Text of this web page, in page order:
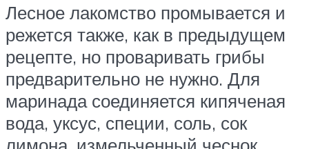
Лесное лакомство промывается и
режется также, как в предыдущем
рецепте, но проваривать грибы
предварительно не нужно. Для
маринада соединяется кипяченая
вода, уксус, специи, соль, сок